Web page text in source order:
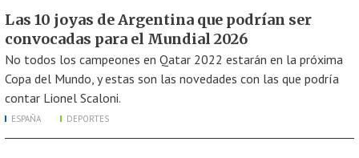
Las 10 joyas de Argentina que podrían ser
convocadas para el Mundial 2026
No todos los campeones en Qatar 2022 estarán en la próxima
Copa del Mundo, y estas son las novedades con las que podría
contar Lionel Scaloni.
ESPAÑA DEPORTES